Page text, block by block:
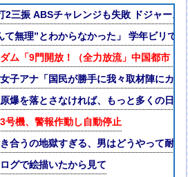
2三振 ABSチャレンジも失敗 ドジャー
て無理”とわからなかった」 学年ビリ
ム「9門開放！（全力放流」中国都市
女子アナ「国民が勝手に我々取材陣にカ
原爆を落とさなければ、もっと多くの日
号機、警報作動し自動停止
き合うの地獄すぎる、男はどうやって耐え
グで絵描いたから見て